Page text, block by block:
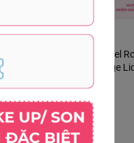
Son Kem Chanel
Laque Le Rouge
1.290.000₫